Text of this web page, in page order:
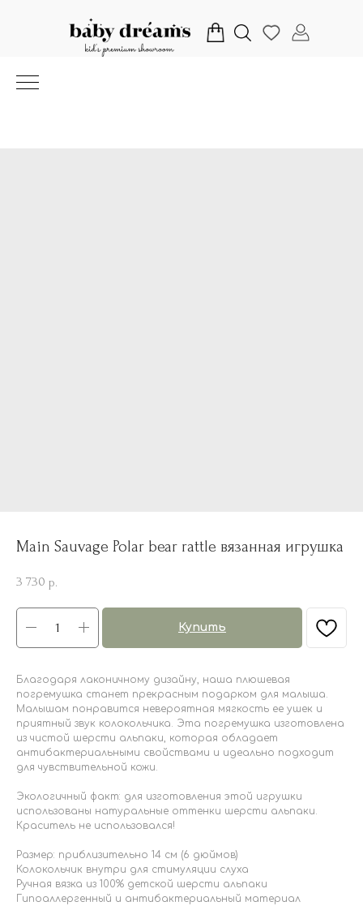
Main Sauvage Polar bear rattle вязанная игрушка
3 730 р.
Купить
Благодаря лаконичному дизайну, наша плюшевая
погремушка станет прекрасным подарком для малыша.
Малышам понравится невероятная мягкость ее ушек и
приятный звук колокольчика. Эта погремушка изготовлена
из чистой шерсти альпаки, которая обладает
антибактериальными свойствами и идеально подходит
для чувствительной кожи.
Экологичный факт: для изготовления этой игрушки
использованы натуральные оттенки шерсти альпаки.
Краситель не использовался!
Размер: приблизительно 14 см (6 дюймов)
Колокольчик внутри для стимуляции слуха
Ручная вязка из 100% детской шерсти альпаки
Гипоаллергенный и антибактериальный материал